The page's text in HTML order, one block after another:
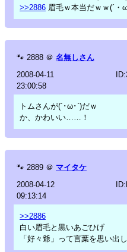
>>2886 眉毛ｗ本当だｗｗ(´・
🐾 2888 ＠ 名無しさん
2008-04-11
23:00:58
トムさんが(´･ω･`)だｗ
か、かわいい……！
🐾 2889 ＠ マイタケ
2008-04-12
09:13:14
>>2886
白い眉毛と黒いあごひげ
「好々爺」って言葉を思い出